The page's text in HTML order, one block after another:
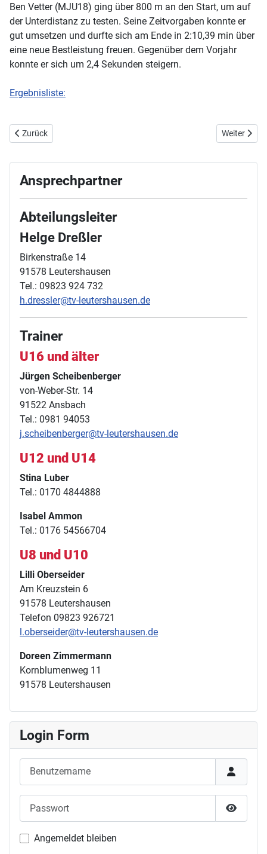
Ben Vetter (MJU18) ging über 800 m an den Start, um auf
der Unterdistanz zu testen. Seine Zeitvorgaben konnte er
gut umsetzen und durfte sich am Ende in 2:10,39 min über
eine neue Bestleistung freuen. Gegenüber dem Vorjahr
konnte er sich um 2,4 Sekunden steigern.
Ergebnisliste:
Vorheriger Beitrag: 4. Juni 2026 - Hochsprung Meeting in
Zurück Nächster
Weiter
Ansprechpartner
Abteilungsleiter
Helge Dreßler
Birkenstraße 14
91578 Leutershausen
Tel.: 09823 924 732
h.dressler@tv-leutershausen.de
Trainer
U16 und älter
Jürgen Scheibenberger
von-Weber-Str. 14
91522 Ansbach
Tel.: 0981 94053
j.scheibenberger@tv-leutershausen.de
U12 und U14
Stina Luber
Tel.: 0170 4844888
Isabel Ammon
Tel.: 0176 54566704
U8 und U10
Lilli Oberseider
Am Kreuzstein 6
91578 Leutershausen
Telefon 09823 926721
l.oberseider@tv-leutershausen.de
Doreen Zimmermann
Kornblumenweg 11
91578 Leutershausen
Login Form
Angemeldet bleiben